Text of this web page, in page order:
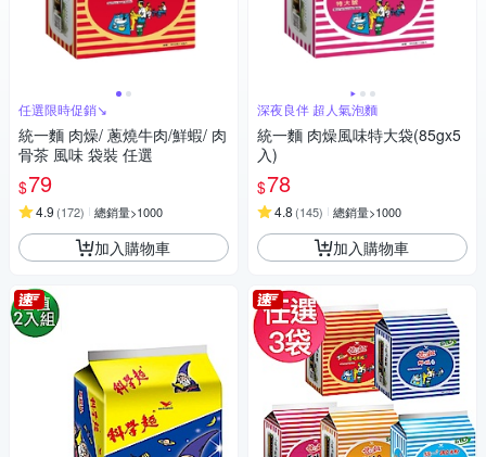
任選限時促銷↘︎
統一麵 肉燥/ 蔥燒牛肉/鮮蝦/ 肉
骨茶 風味 袋裝 任選
$79
4.9 (172) 總銷量>1000
加入購物車
深夜良伴 超人氣泡麵
統一麵 肉燥風味特大袋(85gx5
入)
$78
4.8 (145) 總銷量>1000
加入購物車